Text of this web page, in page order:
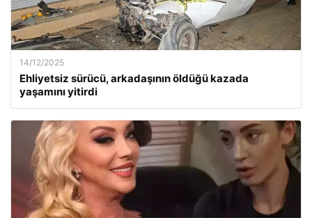
14/12/2025
Ehliyetsiz sürücü, arkadaşının öldüğü kazada
yaşamını yitirdi